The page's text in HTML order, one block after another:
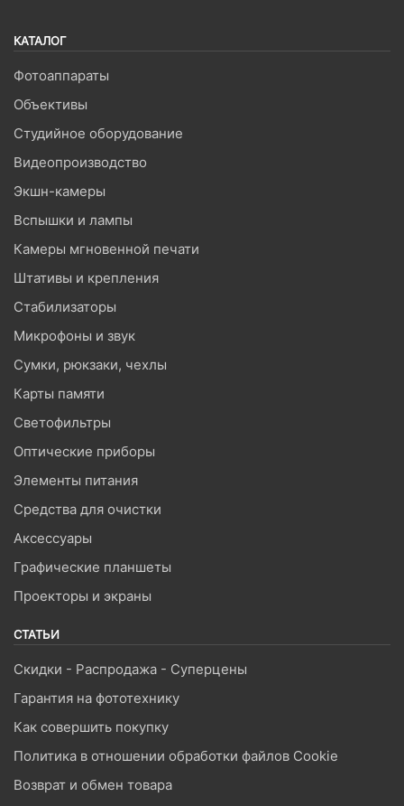
КАТАЛОГ
Фотоаппараты
Объективы
Студийное оборудование
Видеопроизводство
Экшн-камеры
Вспышки и лампы
Камеры мгновенной печати
Штативы и крепления
Стабилизаторы
Микрофоны и звук
Сумки, рюкзаки, чехлы
Карты памяти
Светофильтры
Оптические приборы
Элементы питания
Средства для очистки
Аксессуары
Графические планшеты
Проекторы и экраны
СТАТЬИ
Скидки - Распродажа - Суперцены
Гарантия на фототехнику
Как совершить покупку
Политика в отношении обработки файлов Cookie
Возврат и обмен товара